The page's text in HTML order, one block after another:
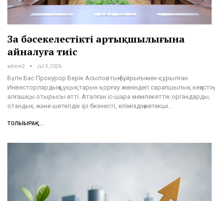
Заң бәсекелестіктің артықшылығына
айналуға тиіс
admin2 Jul 3, 2026
Бүгін Бас Прокурор Берік Асыловтың бұйрығымен құрылған
Инвесторлардың құқықтарын қорғау жөніндегі сарапшылық кеңестің
алғашқы отырысы өтті. Аталған іс-шара мемлекеттік органдарды,
отандық және шетелдік ірі бизнесті, еліміздің жетекші…
ТОЛЫҒЫРАҚ...